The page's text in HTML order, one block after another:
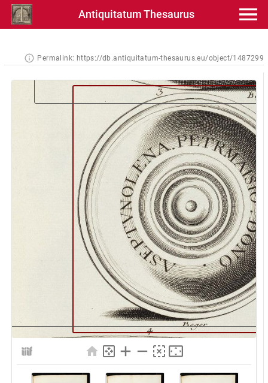
Antiquitatum Thesaurus
Permalink: https://db.antiquitatum-thesaurus.eu/object/1487299